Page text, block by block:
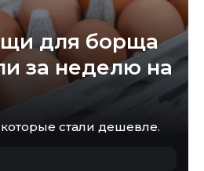
для борща
за неделю на
стали дешевле.